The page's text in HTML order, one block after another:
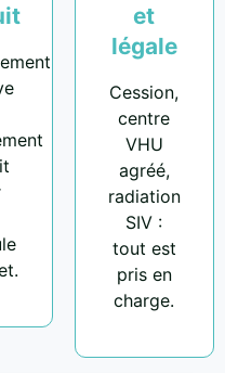
et
légale
Cession,
centre
VHU
agréé,
radiation
SIV :
tout est
pris en
charge.